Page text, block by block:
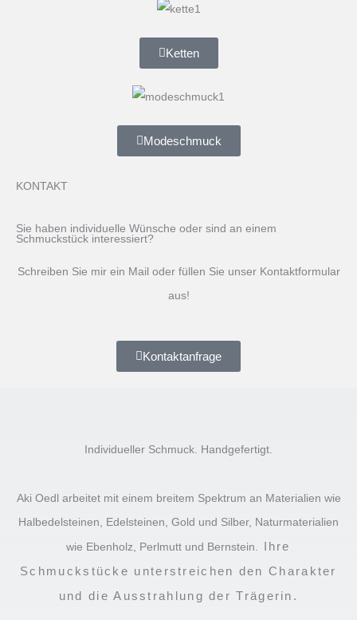
Ketten
Modeschmuck
KONTAKT
Sie haben individuelle Wünsche oder sind an einem
Schmuckstück interessiert?
Schreiben Sie mir ein Mail oder füllen Sie unser Kontaktformular
aus!
Kontaktanfrage
Individueller Schmuck. Handgefertigt.
Aki Oedl arbeitet mit einem breitem Spektrum an Materialien wie
Halbedelsteinen, Edelsteinen, Gold und Silber, Naturmaterialien
wie Ebenholz, Perlmutt und Bernstein. Ihre
Schmuckstücke unterstreichen den Charakter
und die Ausstrahlung der Trägerin.